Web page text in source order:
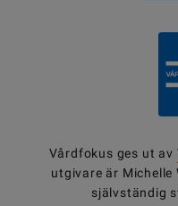
Vårdfokus ges ut av
utgivare är Michelle
självständig